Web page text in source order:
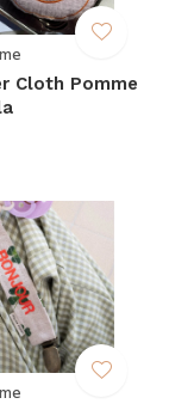
Cloth Pomme